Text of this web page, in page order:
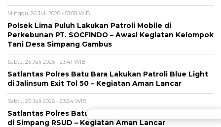
Minggu, 26 Juli 2026 - 01:08 WIB
Polsek Lima Puluh Lakukan Patroli Mobile di
Perkebunan PT. SOCFINDO – Awasi Kegiatan Kelompok
Tani Desa Simpang Gambus
Sabtu, 25 Juli 2026 - 23:41 WIB
Satlantas Polres Batu Bara Lakukan Patroli Blue Light
di Jalinsum Exit Tol 50 – Kegiatan Aman Lancar
Sabtu, 25 Juli 2026 - 23:24 WIB
Satlantas Polres Batu Bara Lakukan Patroli Blue Light
di Simpang RSUD – Kegiatan Aman Lancar